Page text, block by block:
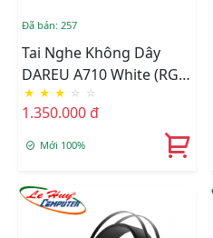
Đã bán: 257
Tai Nghe Không Dây
DAREU A710 White (RGB
- WIRELESS 5.8G)
★ ★ ★ ☆ ☆
1.350.000 đ
Mới 100%